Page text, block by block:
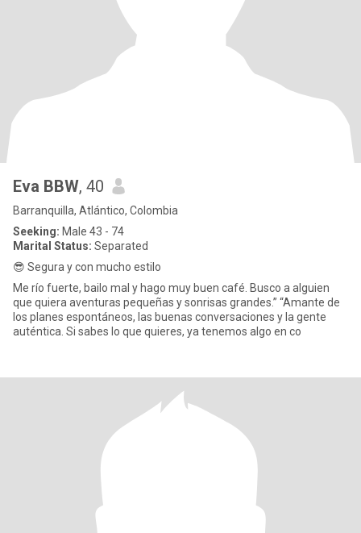
Eva BBW, 40
Barranquilla, Atlántico, Colombia
Seeking: Male 43 - 74
Marital Status: Separated
😎 Segura y con mucho estilo
Me río fuerte, bailo mal y hago muy buen café. Busco a alguien
que quiera aventuras pequeñas y sonrisas grandes.” “Amante de
los planes espontáneos, las buenas conversaciones y la gente
auténtica. Si sabes lo que quieres, ya tenemos algo en co